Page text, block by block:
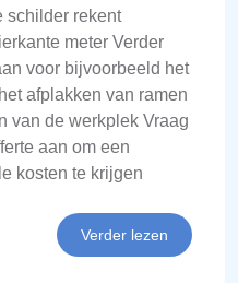
schilder rekent
meter Verder
voor bijvoorbeeld het
afplakken van ramen
van de werkplek Vraag
aan om een
kosten te krijgen
Verder lezen